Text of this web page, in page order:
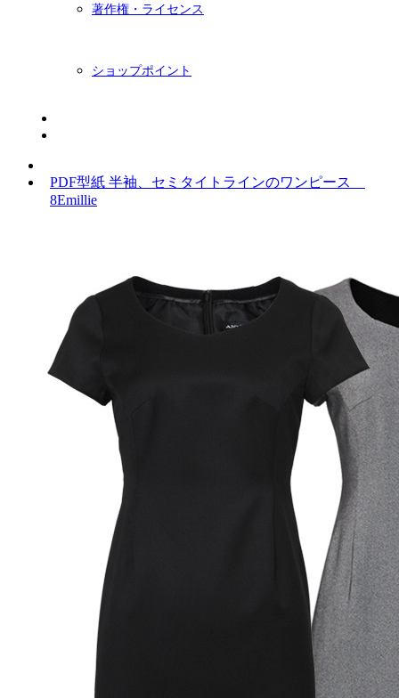
著作権・ライセンス
ショップポイント
PDF型紙 半袖、セミタイトラインのワンピース
8Emillie